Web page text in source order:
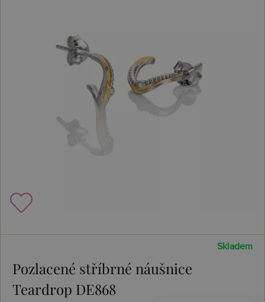
Skladem
Pozlacené stříbrné náušnice
Teardrop DE868